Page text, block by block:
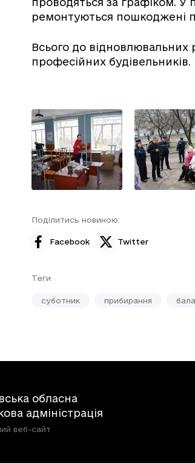
ремонтуються пошкоджені
Всього до відновлювальних
професійних будівельників.
Поділитись новиною:
Facebook Twitter
Теги
суботник прибирання
обласна
адміністрація
веб-сайт